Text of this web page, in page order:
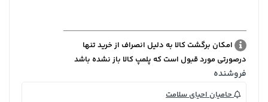
امکان برگشت کالا به دلیل انصراف از خرید تنها
درصورتی مورد قبول است که پلمپ کالا باز نشده باشد
فروشنده
حامیان احیای سلامت